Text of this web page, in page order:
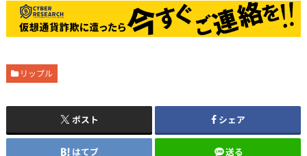
リップル
ポスト シェア
はてブ 送る